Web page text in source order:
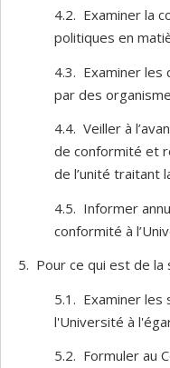
4.2. Examiner la
politiques en
4.3. Examiner les
par des
4.4. Veiller à
de conformité et
de l’unité traitant
4.5. Informer
conformité à
5. Pour ce qui est de la
5.1. Examiner
l'Université à
5.2. Formuler au